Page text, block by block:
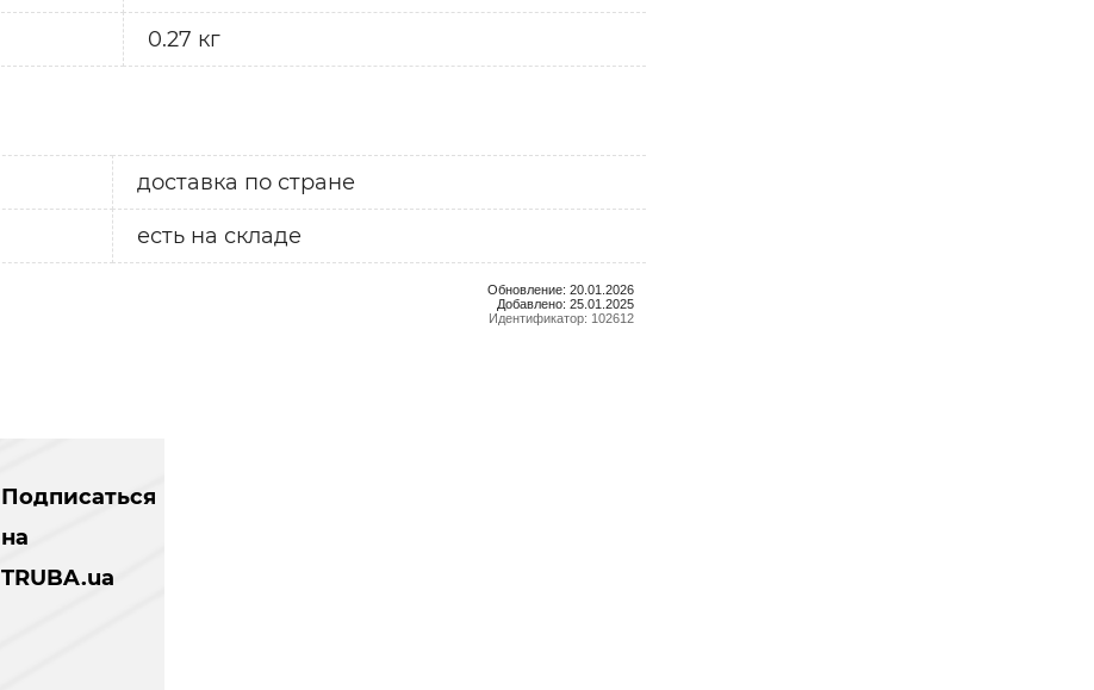
0.27 кг
доставка по стране
есть на складе
Обновление: 20.01.2026
Добавлено: 25.01.2025
Идентификатор: 102612
Подписаться
на
TRUBA.ua